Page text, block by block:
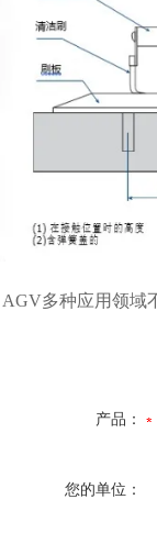
AGV多种应用领域
产品：
您的单位：